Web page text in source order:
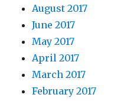
August 2017
June 2017
May 2017
April 2017
March 2017
February 2017